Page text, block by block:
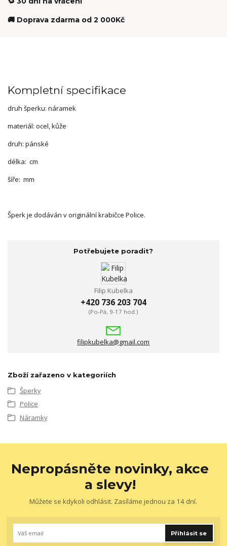
🚚 Doprava zdarma od 2 000Kč
Kompletní specifikace
druh šperku: náramek
materiál: ocel, kůže
druh: pánské
délka: cm
šíře: mm
Šperk je dodáván v originální krabičce Police.
Potřebujete poradit?
Filip Kubelka
+420 736 203 704
(Po-Pá, 9-17 hod.)
filipkubelka@gmail.com
Zboží zařazeno v kategoriích
Šperky
Police
Náramky
Nepropásněte novinky, akce
a slevy!
Můžete se kdykoli odhlásit. Zasíláme jednou za 14 dní.
Přihlásit se